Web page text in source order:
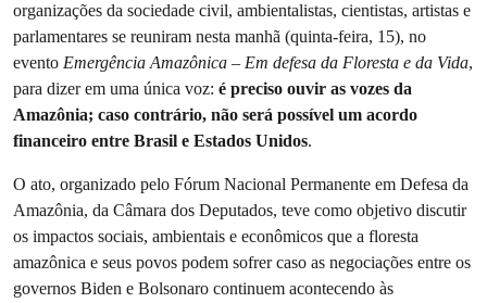
organizações da sociedade civil, ambientalistas, cientistas, artistas e
parlamentares se reuniram nesta manhã (quinta-feira, 15), no
evento Emergência Amazônica – Em defesa da Floresta e da Vida,
para dizer em uma única voz: é preciso ouvir as vozes da
Amazônia; caso contrário, não será possível um acordo
financeiro entre Brasil e Estados Unidos.
O ato, organizado pelo Fórum Nacional Permanente em Defesa da
Amazônia, da Câmara dos Deputados, teve como objetivo discutir
os impactos sociais, ambientais e econômicos que a floresta
amazônica e seus povos podem sofrer caso as negociações entre os
governos Biden e Bolsonaro continuem acontecendo às